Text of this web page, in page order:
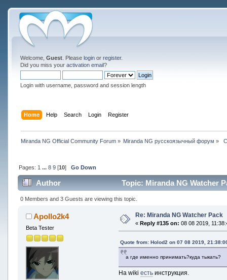
Welcome, Guest. Please loginor register.
Did you miss your activation email?
Login with username, password and session length
Home Help Search Login Register
Miranda NG Official Community Forum» Miranda NG русскоязычный форум »
Pages: 1 ... 8 9[10] Go Down
Author Topic: Miranda NG Watcher
0 Members and 3 Guests are viewing this topic.
Apollo2k4
Beta Tester
Re: Miranda NG Watcher Pack
« Reply #135 on: 08 08 2019,
Quote from: Holod2 on 07 08 2019,
а где именно принимать?куда тыкать?
На wikiесть инструкция.